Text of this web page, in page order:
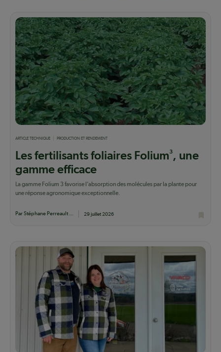
ARTICLE TECHNIQUE PRODUCTION ET RENDEMENT
Les fertilisants foliaires Folium3, une
gamme efficace
La gamme Folium 3 favorise l’absorption des molécules par la plante pour
une réponse agronomique exceptionnelle.
Par Stéphane Perreault ... 29 juillet 2026